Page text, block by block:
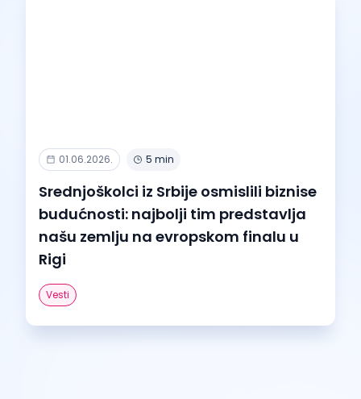
01.06.2026. 5 min
Srednjoškolci iz Srbije osmislili biznise
budućnosti: najbolji tim predstavlja
našu zemlju na evropskom finalu u
Rigi
Vesti